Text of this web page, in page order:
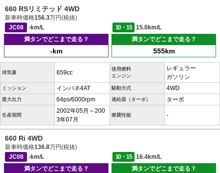
660 RSリミテッド 4WD
新車時価格156.3万円(税抜)
JC08
-km/L 10・15
15.0km/L
満タンでどこまで走る？
-km
満タンでどこまで走る？
555km
排気量 659cc
使用燃料
エンジン
レギュラー
ガソリン
ミッション インパネ4AT 駆動方式 4WD
最大出力 64ps/6000rpm 過給器（ターボ） ターボ
生産期間
2002年05月～200
3年07月
燃費性能 -
660 Ri 4WD
新車時価格136.8万円(税抜)
JC08
-km/L 10・15
16.4km/L
満タンでどこまで走る？
満タンでどこまで走る？